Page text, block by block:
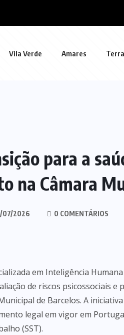
Vila Verde Amares
para a
na Câmara
07/2026 0 COMENTÁRIOS
em Inteligência
de riscos psicossociais e
de Barcelos. A
legal em vigor em
(SST).